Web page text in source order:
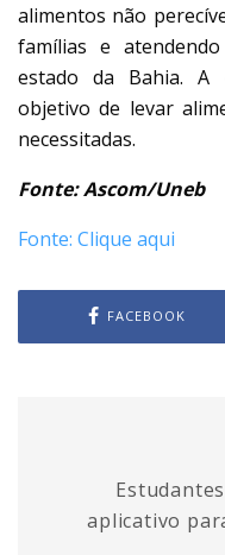
alimentos não
famílias e
estado da Bahia. A
objetivo de levar
necessitadas.
Fonte: Ascom/Uneb
Fonte: Clique aqui
FACEBOOK
aplicativo